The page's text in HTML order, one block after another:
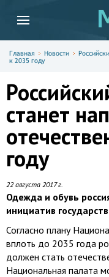
Главная Новости
к 2035 году
станет
году
22 августа 2017 г.
Одежда и обувь
инициатив
Согласно плану
вплоть до 2035 года
должен стать
Национальная палата